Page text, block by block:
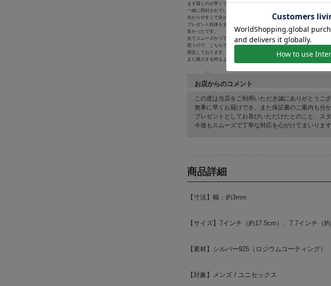
まず届くのが早くて良かったです。
一緒に同封されていた保証についての説明など
分かりやすくて良かったです。
プレゼント自体もすごく喜んで貰えたので
良かったです。
全てスムーズかつ丁寧な対応だったかと
思うので、こちらで購入させていただいて
満足しております。
また購入する時もよろしくお願いします。
お店からのコメント
この度は当店をご利用いただき誠にありがとうござ
無事に早くお届けでき、また保証書のご案内も分
プレゼントとしてお喜びいただけたとのこと、ス
今後もスムーズで丁寧な対応を心がけてまいりま
商品詳細
【寸法】幅：約3mm
【サイズ】7インチ（約17.5cm）、7.7インチ（約
【素材】シルバー925（ロジウムコーティング）
【対象】メンズ / ユニセックス